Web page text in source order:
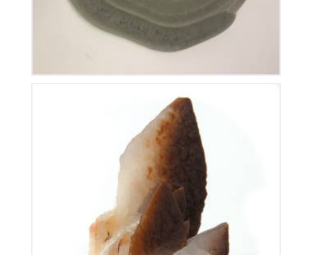
Calcite de Chine
100